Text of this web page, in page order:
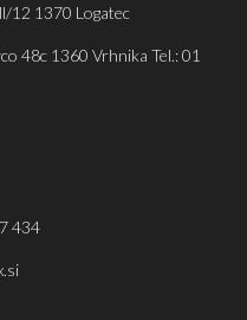
12 1370 Logatec
48c 1360 Vrhnika Tel.: 01
434